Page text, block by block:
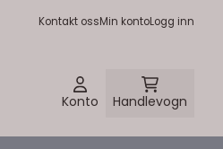
Kontakt ossMin kontoLogg inn
Konto Handlevogn